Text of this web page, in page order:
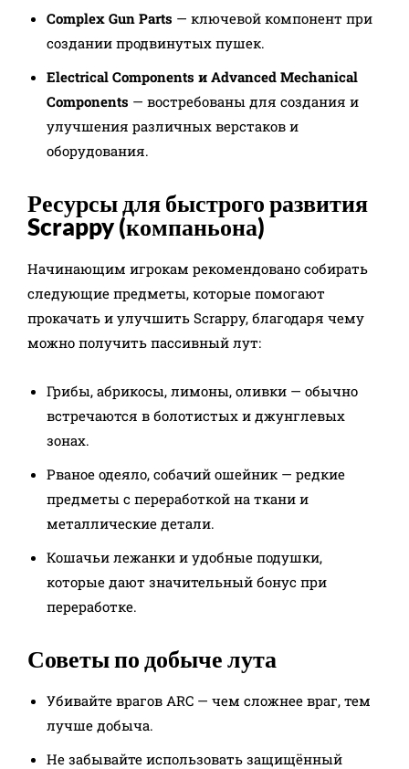
Complex Gun Parts — ключевой компонент при
создании продвинутых пушек.
Electrical Components и Advanced Mechanical
Components — востребованы для создания и
улучшения различных верстаков и
оборудования.​
Ресурсы для быстрого развития
Scrappy (компаньона)
Начинающим игрокам рекомендовано собирать
следующие предметы, которые помогают
прокачать и улучшить Scrappy, благодаря чему
можно получить пассивный лут:
Грибы, абрикосы, лимоны, оливки — обычно
встречаются в болотистых и джунглевых
зонах.
Рваное одеяло, собачий ошейник — редкие
предметы с переработкой на ткани и
металлические детали.
Кошачьи лежанки и удобные подушки,
которые дают значительный бонус при
переработке.​
Советы по добыче лута
Убивайте врагов ARC — чем сложнее враг, тем
лучше добыча.
Не забывайте использовать защищённый